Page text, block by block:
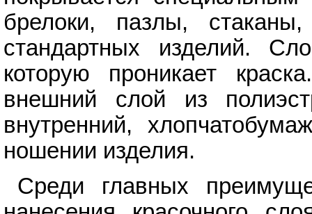
брелоки, пазлы,
стандартных изделий.
которую проникает
внешний слой из
внутренний,
ношении изделия.
Среди главных